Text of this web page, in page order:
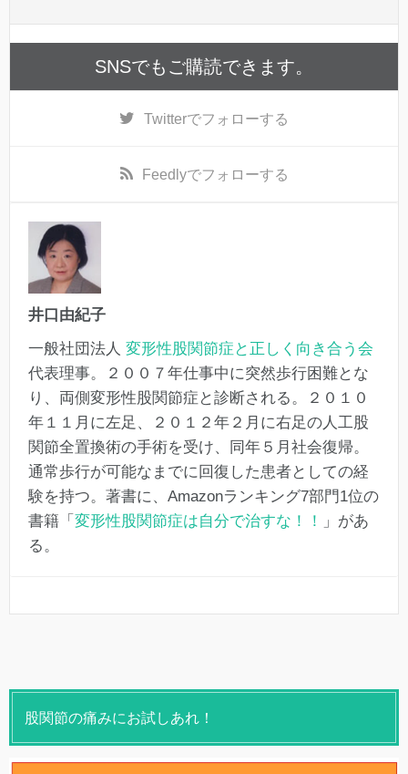
SNSでもご購読できます。
Twitterでフォローする
Feedlyでフォローする
井口由紀子
一般社団法人 変形性股関節症と正しく向き合う会
代表理事。２００７年仕事中に突然歩行困難とな
り、両側変形性股関節症と診断される。２０１０
年１１月に左足、２０１２年２月に右足の人工股
関節全置換術の手術を受け、同年５月社会復帰。
通常歩行が可能なまでに回復した患者としての経
験を持つ。著書に、Amazonランキング7部門1位の
書籍「 変形性股関節症は自分で治すな！！
」があ
る。
股関節の痛みにお試しあれ！